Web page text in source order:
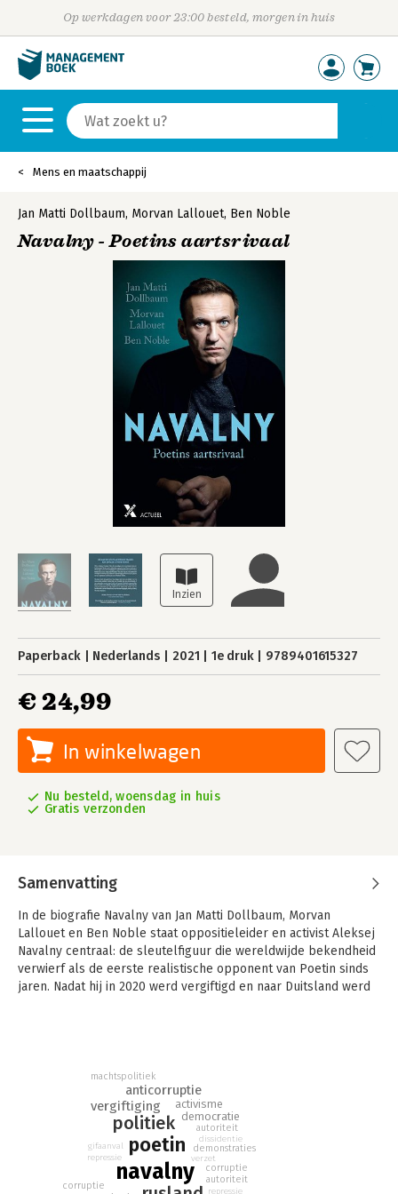
Op werkdagen voor 23:00 besteld, morgen in huis
Mens en maatschappij
Jan Matti Dollbaum, Morvan Lallouet, Ben Noble
Navalny - Poetins aartsrivaal
Paperback Nederlands 2021 1e druk 9789401615327
€ 24,99
In winkelwagen
Nu besteld, woensdag in huis
Gratis verzonden
Samenvatting
In de biografie Navalny van Jan Matti Dollbaum, Morvan
Lallouet en Ben Noble staat oppositieleider en activist Aleksej
Navalny centraal: de sleutelfiguur die wereldwijde bekendheid
verwierf als de eerste realistische opponent van Poetin sinds
jaren. Nadat hij in 2020 werd vergiftigd en naar Duitsland werd
Navalny heeft vele gezichten. Sommigen zien hem als strijder
voor de democratie, anderen vinden hem een verrader van zijn
moederland, of een nationalist en een racist. In dit boek
worden Navalny’s tegenstrijdige kanten belicht en verklaard,
de man die zelfs achter de tralies de op één na belangrijkste
politieke figuur van Rusland is. Navalny’s politieke leven, zijn
navalny
poetin
politiek
vergiftiging
anticorruptie
activisme
democratie
autoriteit
repressie
gifaanval
dissidentie
demonstraties
verzet
corruptie
autoriteit
repressie
corruptie
machtspolitiek